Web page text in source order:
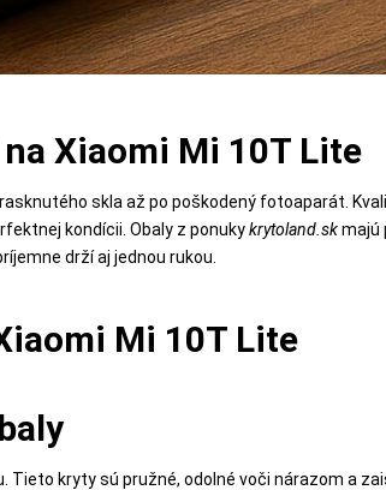
Xiaomi Mi 10T Lite
skla až po poškodený fotoaparát.
kondícii. Obaly z ponukykrytoland.skmajú
drží aj jednou rukou.
Mi 10T Lite
kryty sú pružné, odolné voči nárazom a